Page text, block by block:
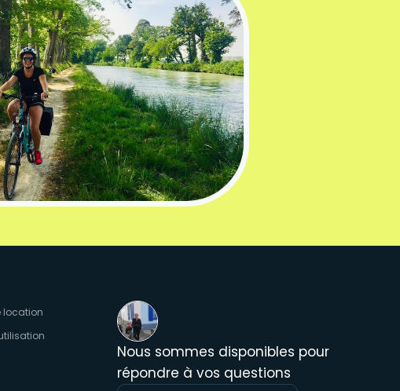
location
Nous sommes disponibles pour
répondre à vos questions